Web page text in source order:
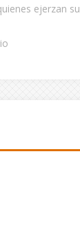
ejerzan su